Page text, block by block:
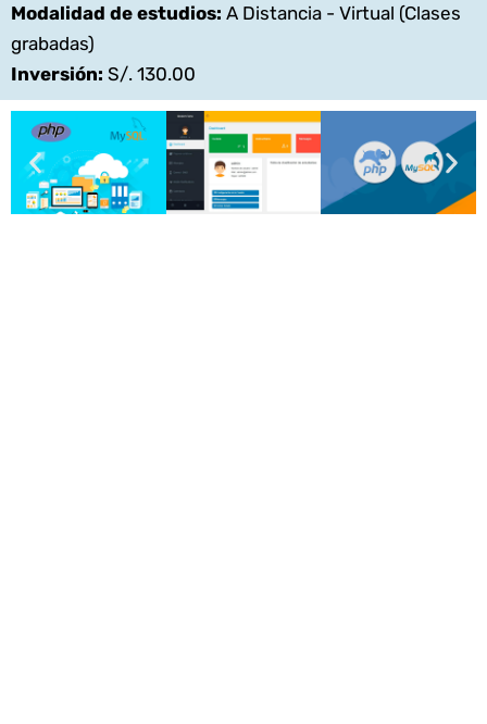
Modalidad de estudios: A Distancia - Virtual (Clases
grabadas)
Inversión: S/. 130.00